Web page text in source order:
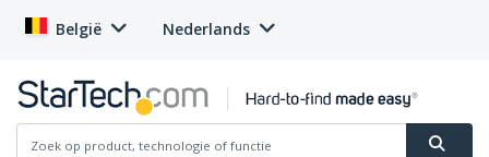
België Nederlands